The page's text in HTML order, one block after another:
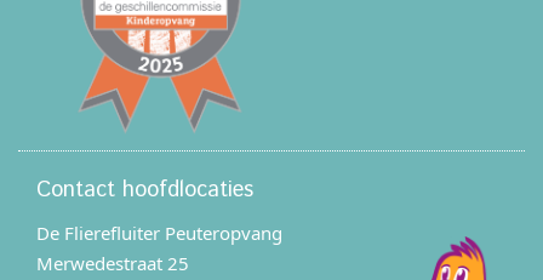
Contact hoofdlocaties
De Flierefluiter Peuteropvang
Merwedestraat 25